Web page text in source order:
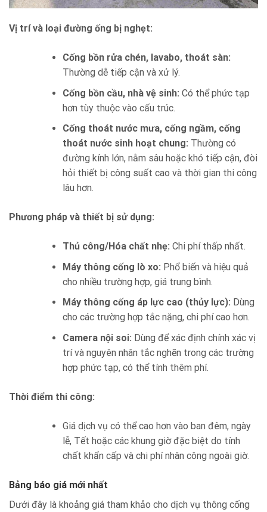
Vị trí và loại đường ống bị nghẹt:
Cống bồn rửa chén, lavabo, thoát sàn:
Thường dễ tiếp cận và xử lý.
Cống bồn cầu, nhà vệ sinh: Có thể phức tạp
hơn tùy thuộc vào cấu trúc.
Cống thoát nước mưa, cống ngầm, cống
thoát nước sinh hoạt chung: Thường có
đường kính lớn, nằm sâu hoặc khó tiếp cận, đòi
hỏi thiết bị công suất cao và thời gian thi công
lâu hơn.
Phương pháp và thiết bị sử dụng:
Thủ công/Hóa chất nhẹ: Chi phí thấp nhất.
Máy thông cống lò xo: Phổ biến và hiệu quả
cho nhiều trường hợp, giá trung bình.
Máy thông cống áp lực cao (thủy lực): Dùng
cho các trường hợp tắc nặng, chi phí cao hơn.
Camera nội soi: Dùng để xác định chính xác vị
trí và nguyên nhân tắc nghẽn trong các trường
hợp phức tạp, có thể tính thêm phí.
Thời điểm thi công:
Giá dịch vụ có thể cao hơn vào ban đêm, ngày
lễ, Tết hoặc các khung giờ đặc biệt do tính
chất khẩn cấp và chi phí nhân công ngoài giờ.
Bảng báo giá mới nhất
Dưới đây là khoảng giá tham khảo cho dịch vụ thông cống